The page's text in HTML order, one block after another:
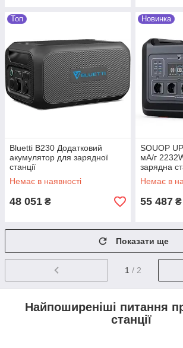
Топ
Bluetti B230 Додатковий
акумулятор для зарядної
станції
Немає в наявності
48 051 ₴
Новинка
SOUOP
мА/г
зарядна
Немає в
55 487 ₴
Показати ще
1 / 2
Найпоширеніші питання
станції